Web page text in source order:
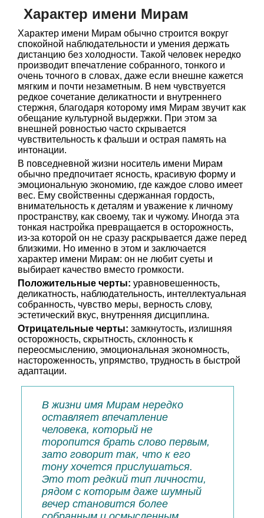
Характер имени Мирам
Характер имени Мирам обычно строится вокруг
спокойной наблюдательности и умения держать
дистанцию без холодности. Такой человек нередко
производит впечатление собранного, тонкого и
очень точного в словах, даже если внешне кажется
мягким и почти незаметным. В нем чувствуется
редкое сочетание деликатности и внутреннего
стержня, благодаря которому имя Мирам звучит как
обещание культурной выдержки. При этом за
внешней ровностью часто скрывается
чувствительность к фальши и острая память на
интонации.
В повседневной жизни носитель имени Мирам
обычно предпочитает ясность, красивую форму и
эмоциональную экономию, где каждое слово имеет
вес. Ему свойственны сдержанная гордость,
внимательность к деталям и уважение к личному
пространству, как своему, так и чужому. Иногда эта
тонкая настройка превращается в осторожность,
из-за которой он не сразу раскрывается даже перед
близкими. Но именно в этом и заключается
характер имени Мирам: он не любит суеты и
выбирает качество вместо громкости.
Положительные черты: уравновешенность,
деликатность, наблюдательность, интеллектуальная
собранность, чувство меры, верность слову,
эстетический вкус, внутренняя дисциплина.
Отрицательные черты: замкнутость, излишняя
осторожность, скрытность, склонность к
переосмыслению, эмоциональная экономность,
настороженность, упрямство, трудность в быстрой
адаптации.
В жизни имя Мирам нередко
оставляет впечатление
человека, который не
торопится брать слово первым,
зато говорит так, что к его
тону хочется прислушаться.
Это тот редкий тип личности,
рядом с которым даже шумный
вечер становится более